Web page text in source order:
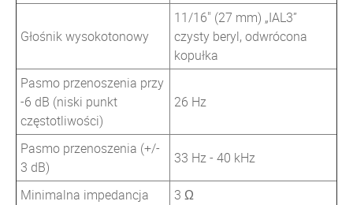
Głośnik wysokotonowy
11/16" (27 mm) „IAL3”
czysty beryl, odwrócona
kopułka
Pasmo przenoszenia przy
-6 dB (niski punkt
częstotliwości)
26 Hz
Pasmo przenoszenia (+/-
3 dB)
33 Hz - 40 kHz
Minimalna impedancja
3 Ω